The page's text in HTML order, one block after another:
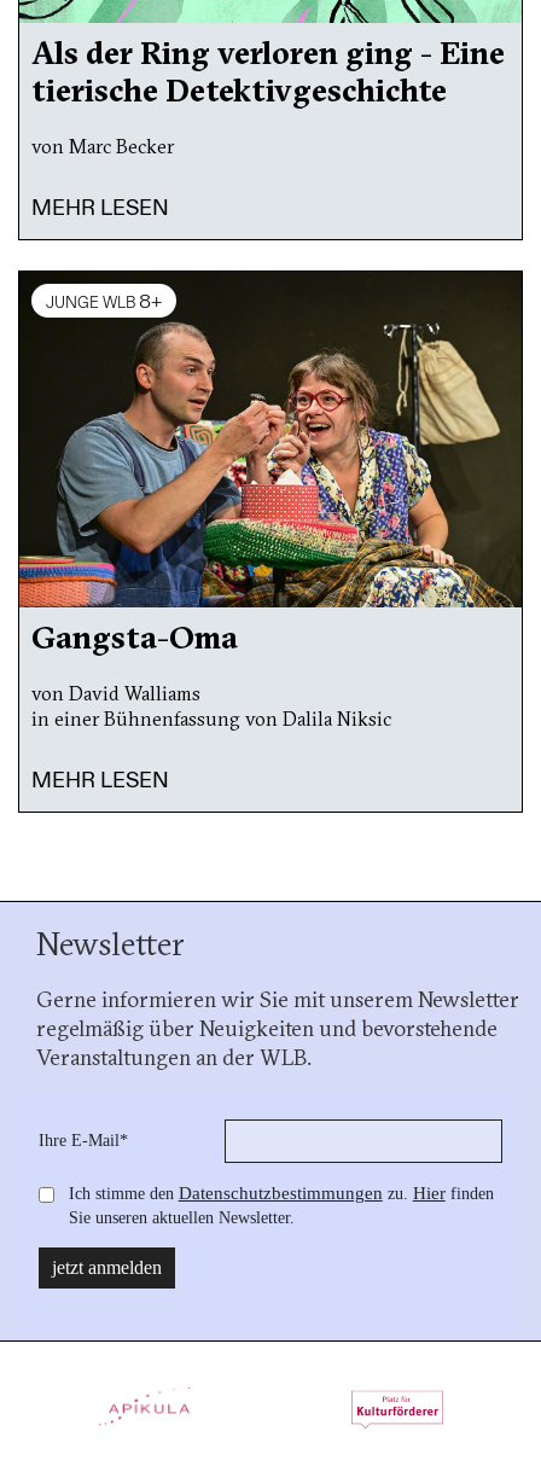
Als der Ring verloren ging - Eine
tierische Detektivgeschichte
von Marc Becker
MEHR LESEN
JUNGE WLB 8+
Gangsta-Oma
von David Walliams
in einer Bühnenfassung von Dalila Niksic
MEHR LESEN
Newsletter
Gerne informieren wir Sie mit unserem Newsletter
regelmäßig über Neuigkeiten und bevorstehende
Veranstaltungen an der WLB.